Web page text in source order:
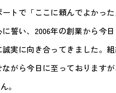
トで「ここに頼んでよかっ
誓い、2006年の創業から今日
実に向き合ってきました。
がら今日に至っております
。